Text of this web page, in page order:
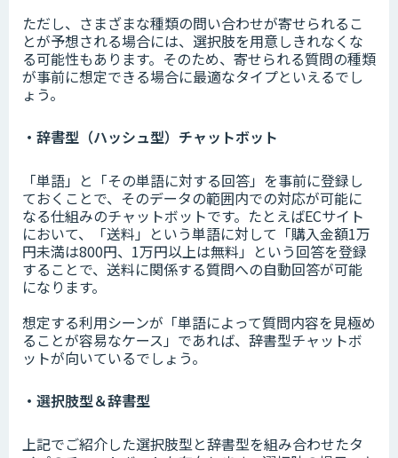
ただし、さまざまな種類の問い合わせが寄せられるこ
とが予想される場合には、選択肢を用意しきれなくな
る可能性もあります。そのため、寄せられる質問の種類
が事前に想定できる場合に最適なタイプといえるでし
ょう。
・辞書型（ハッシュ型）チャットボット
「単語」と「その単語に対する回答」を事前に登録し
ておくことで、そのデータの範囲内での対応が可能に
なる仕組みのチャットボットです。たとえばECサイト
において、「送料」という単語に対して「購入金額1万
円未満は800円、1万円以上は無料」という回答を登録
することで、送料に関係する質問への自動回答が可能
になります。
想定する利用シーンが「単語によって質問内容を見極め
ることが容易なケース」であれば、辞書型チャットボ
ットが向いているでしょう。
・選択肢型＆辞書型
上記でご紹介した選択肢型と辞書型を組み合わせたタ